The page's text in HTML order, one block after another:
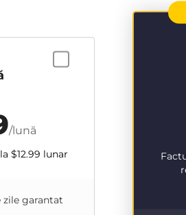
/lună
$12.99 lunar
zile garantat